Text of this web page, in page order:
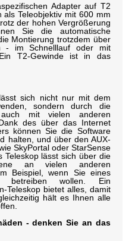
Adapter auf T2
als Teleobjektiv mit 600 mm
der hohen Vergrößerung
Sie die automatische
Montierung trotzdem über
- im Schnelllauf oder mit
T2-Gewinde ist in das
sich nicht nur mit dem
sondern durch die
auch mit vielen anderen
des über das Internet
können Sie die Software
halten, und über den AUX-
SkyPortal oder StarSense
Teleskop lässt sich über die
an vielen anderen
Beispiel, wenn Sie eines
betreiben wollen. Ein
Teleskop bietet alles, damit
hält es Ihnen alle
- denken Sie an das